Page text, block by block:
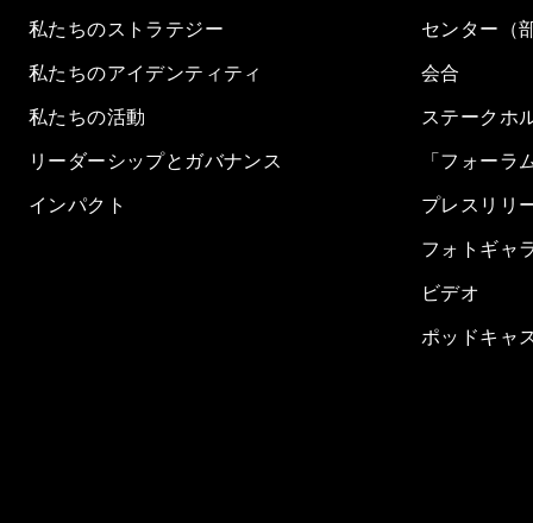
私たちのストラテジー
私たちのアイデンティティ
私たちの活動
リーダーシップとガバナンス
インパクト
センター（
会合
ステークホ
「フォーラ
プレスリリ
フォトギャ
ビデオ
ポッドキャ